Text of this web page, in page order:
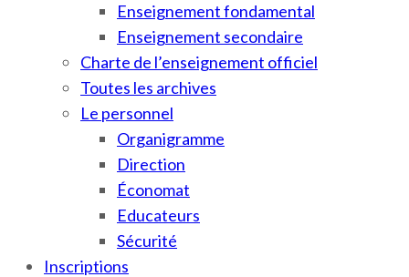
Enseignement fondamental
Enseignement secondaire
Charte de l’enseignement officiel
Toutes les archives
Le personnel
Organigramme
Direction
Économat
Educateurs
Sécurité
Inscriptions